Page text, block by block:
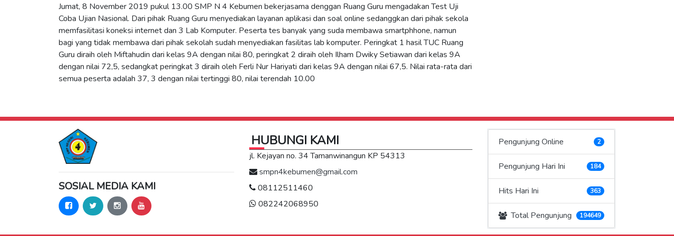
Jumat, 8 November 2019 pukul 13.00 SMP N 4 Kebumen bekerjasama denggan Ruang Guru mengadakan Test Uji
Coba Ujian Nasional. Dari pihak Ruang Guru menyediakan layanan aplikasi dan soal online sedanggkan dari pihak sekola
memfasilitasi koneksi internet dan 3 Lab Komputer. Peserta tes banyak yang suda membawa smartphhone, namun
bagi yang tidak membawa dari pihak sekolah sudah menyediakan fasilitas lab komputer. Peringkat 1 hasil TUC Ruang
Guru diraih oleh Miftahudin dari kelas 9A dengan nilai 80, peringkat 2 diraih oleh Ilham Dwiky Setiawan dari kelas 9A
dengan nilai 72,5, sedangkat peringkat 3 diraih oleh Ferli Nur Hariyati dari kelas 9A dengan nilai 67,5. Nilai rata-rata dari
semua peserta adalah 37, 3 dengan nilai tertinggi 80, nilai terendah 10.00
SOSIAL MEDIA KAMI
HUBUNGI KAMI
jl. Kejayan no. 34 Tamanwinangun KP 54313
smpn4kebumen@gmail.com
08112511460
082242068950
Pengunjung Online 2
Pengunjung Hari Ini 184
Hits Hari Ini 363
Total Pengunjung 194649